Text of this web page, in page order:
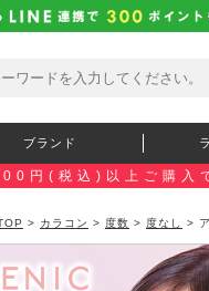
ブランド
円(税込)以上ご購入
> カラコン > 度数 > 度なし >